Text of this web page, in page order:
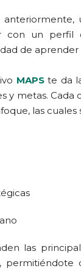
con un
de
MAPSte da
y metas.
las cuales
las
permitiéndote